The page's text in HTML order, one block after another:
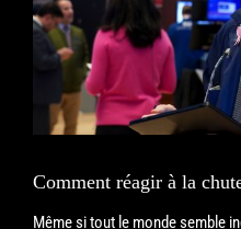
Comment réagir à la
Même si tout le monde semble